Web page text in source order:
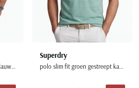
Korte mouw polo donkerblauw relaxed fit
Superdry
polo slim fit groen gestreept katoen